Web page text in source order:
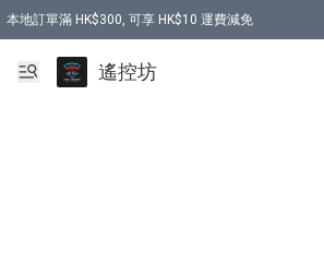
本地訂單滿 HK$300, 可享 HK$10 運費減免
購買 7.6V 6500mah 70C 電池 送 7.6V USB充電器
遙控坊